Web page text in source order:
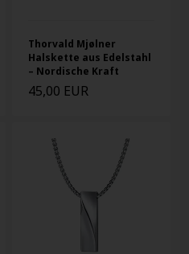
Thorvald Mjølner
Halskette aus Edelstahl
– Nordische Kraft
45,00 EUR